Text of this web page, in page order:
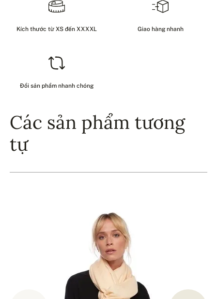
Kích thước từ XS đến XXXXL Giao hàng nhanh
Đổi sản phẩm nhanh chóng
Các sản phẩm tương
tự